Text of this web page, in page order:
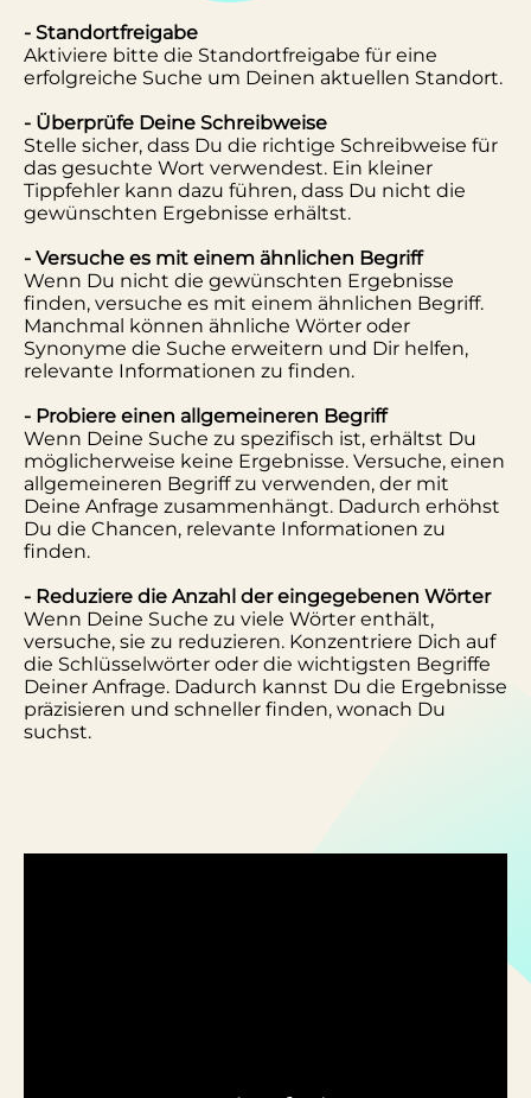
- Standortfreigabe
Aktiviere bitte die Standortfreigabe für eine
erfolgreiche Suche um Deinen aktuellen Standort.
- Überprüfe Deine Schreibweise
Stelle sicher, dass Du die richtige Schreibweise für
das gesuchte Wort verwendest. Ein kleiner
Tippfehler kann dazu führen, dass Du nicht die
gewünschten Ergebnisse erhältst.
- Versuche es mit einem ähnlichen Begriff
Wenn Du nicht die gewünschten Ergebnisse
finden, versuche es mit einem ähnlichen Begriff.
Manchmal können ähnliche Wörter oder
Synonyme die Suche erweitern und Dir helfen,
relevante Informationen zu finden.
- Probiere einen allgemeineren Begriff
Wenn Deine Suche zu spezifisch ist, erhältst Du
möglicherweise keine Ergebnisse. Versuche, einen
allgemeineren Begriff zu verwenden, der mit
Deine Anfrage zusammenhängt. Dadurch erhöhst
Du die Chancen, relevante Informationen zu
finden.
- Reduziere die Anzahl der eingegebenen Wörter
Wenn Deine Suche zu viele Wörter enthält,
versuche, sie zu reduzieren. Konzentriere Dich auf
die Schlüsselwörter oder die wichtigsten Begriffe
Deiner Anfrage. Dadurch kannst Du die Ergebnisse
präzisieren und schneller finden, wonach Du
suchst.